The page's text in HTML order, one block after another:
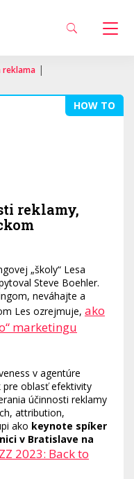
reklama |
HOW TO
reklamy,
„školy“ Lesa
Steve Boehler.
neváhajte a
Les ozrejmuje, ako
marketingu
v agentúre
oblasť efektivity
účinnosti reklamy
attribution,
ako keynote spíker
v Bratislave na
2023: Back to